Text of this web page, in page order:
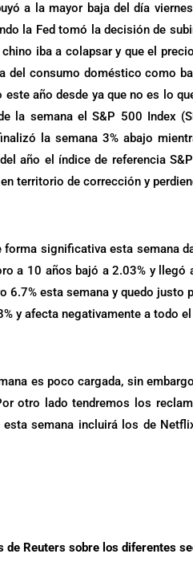
a la mayor baja del día
la Fed tomó la decisión de
iba a colapsar y que el
del consumo doméstico como
año desde ya que no es lo
la semana el S&P 500 Index
la semana 3% abajo
año el índice de referencia
territorio de corrección y
significativa esta semana
a 10 años bajó a 2.03% y llegó
6.7% esta semana y quedo justo
y afecta negativamente a todo
es poco cargada, sin
otro lado tendremos los
semana incluirá los de
de Reuters sobre los diferentes